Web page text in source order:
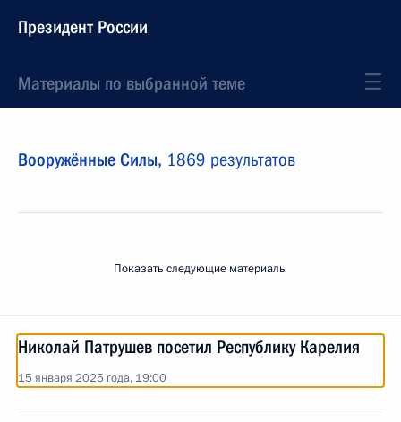
Президент России
Материалы по выбранной теме
Вооружённые Силы, 1869 результатов
Показать следующие материалы
Николай Патрушев посетил Республику Карелия
15 января 2025 года, 19:00